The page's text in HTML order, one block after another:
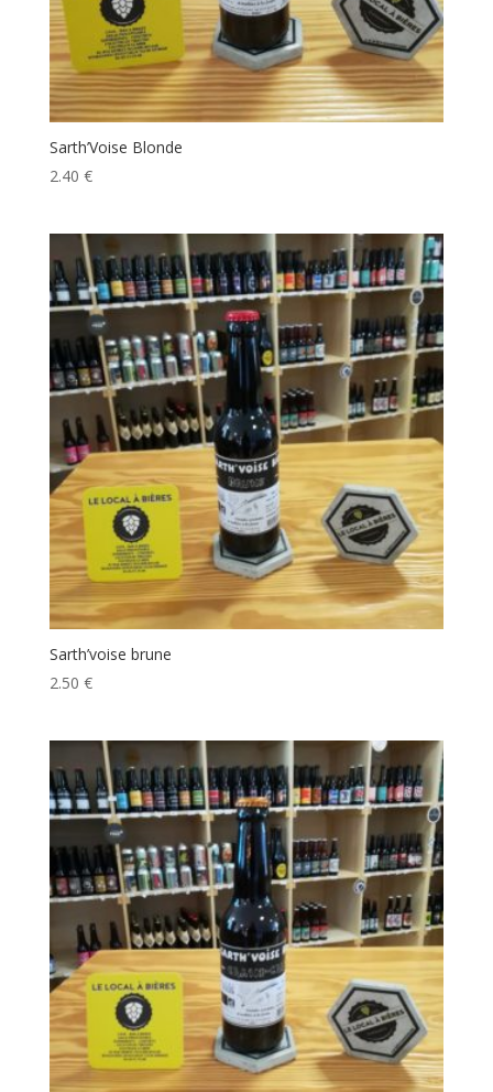
Sarth’Voise Blonde
2.40 €
Sarth’voise brune
2.50 €